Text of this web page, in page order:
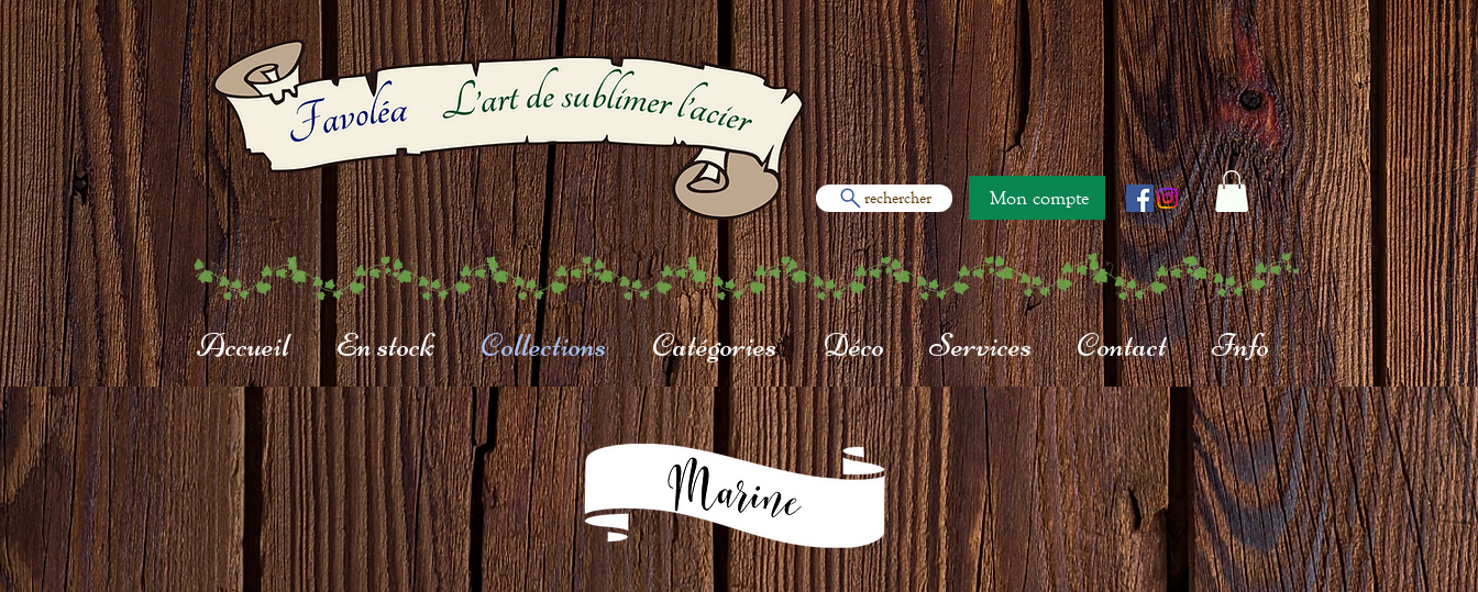
rechercher Mon compte
Accueil En stock Collections Catégories Déco Services Contact Info